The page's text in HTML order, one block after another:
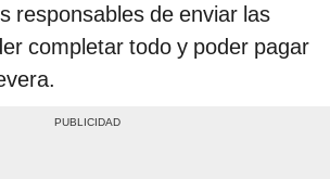
responsables de enviar las
completar todo y poder pagar